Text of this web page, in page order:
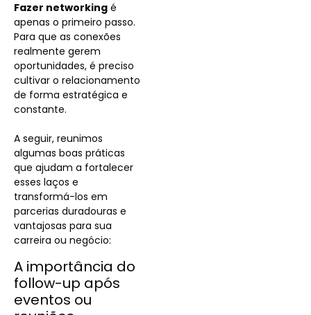
Fazer networking é
apenas o primeiro passo.
Para que as conexões
realmente gerem
oportunidades, é preciso
cultivar o relacionamento
de forma estratégica e
constante.
A seguir, reunimos
algumas boas práticas
que ajudam a fortalecer
esses laços e
transformá-los em
parcerias duradouras e
vantajosas para sua
carreira ou negócio:
A importância do
follow-up após
eventos ou